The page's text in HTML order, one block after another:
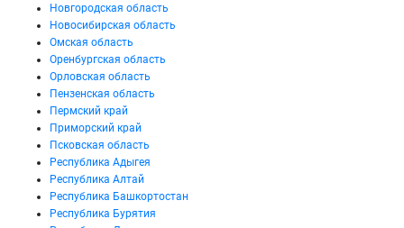
Новгородская область
Новосибирская область
Омская область
Оренбургская область
Орловская область
Пензенская область
Пермский край
Приморский край
Псковская область
Республика Адыгея
Республика Алтай
Республика Башкортостан
Республика Бурятия